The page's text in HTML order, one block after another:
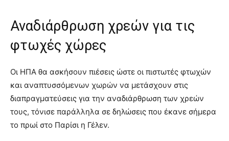
Αναδιάρθρωση χρεών για τις
φτωχές χώρες
Οι ΗΠΑ θα ασκήσουν πιέσεις ώστε οι πιστωτές φτωχών
και αναπτυσσόμενων χωρών να μετάσχουν στις
διαπραγματεύσεις για την αναδιάρθρωση των χρεών
τους, τόνισε παράλληλα σε δηλώσεις που έκανε σήμερα
το πρωί στο Παρίσι η Γέλεν.